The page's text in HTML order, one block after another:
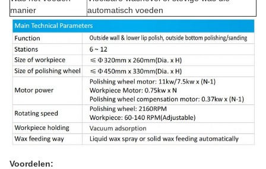
manier
automatisch voeden
Voordelen: